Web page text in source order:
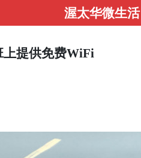
渥太华微生活
上提供免费WiFi